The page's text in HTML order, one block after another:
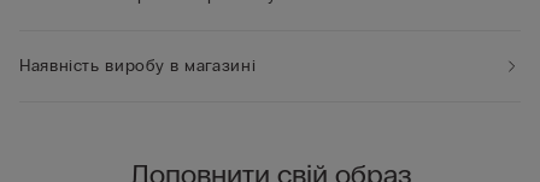
Наявність виробу в магазині
Доповнити свій образ